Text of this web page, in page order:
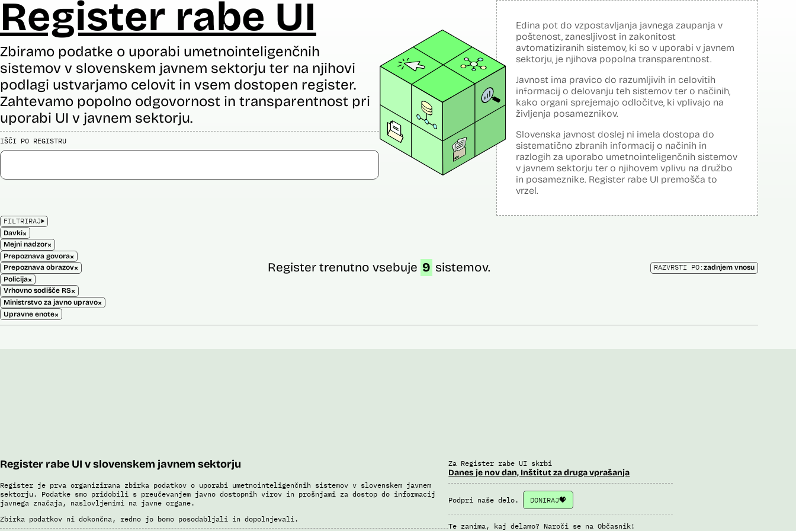
Register rabe UI
Zbiramo podatke o uporabi umetnointeligenčnih
sistemov v slovenskem javnem sektorju ter na njihovi
podlagi ustvarjamo celovit in vsem dostopen register.
Zahtevamo popolno odgovornost in transparentnost pri
uporabi UI v javnem sektorju.
IŠČI PO REGISTRU
Edina pot do vzpostavljanja javnega zaupanja v
poštenost, zanesljivost in zakonitost
avtomatiziranih sistemov, ki so v uporabi v javnem
sektorju, je njihova popolna transparentnost.
Javnost ima pravico do razumljivih in celovitih
informacij o delovanju teh sistemov ter o načinih,
kako organi sprejemajo odločitve, ki vplivajo na
življenja posameznikov.
Slovenska javnost doslej ni imela dostopa do
sistematično zbranih informacij o načinih in
razlogih za uporabo umetnointeligenčnih sistemov
v javnem sektorju ter o njihovem vplivu na družbo
in posameznike. Register rabe UI premošča to
vrzel.
FILTRIRAJ
Davki×
Mejni nadzor×
Prepoznava govora×
Prepoznava obrazov×
Policija×
Vrhovno sodišče RS×
Ministrstvo za javno upravo×
Upravne enote×
Register trenutno vsebuje 9 sistemov. RAZVRSTI PO:zadnjem vnosu
Register rabe UI v slovenskem javnem sektorju
Register je prva organizirana zbirka podatkov o uporabi umetnointeligenčnih sistemov v slovenskem javnem
sektorju. Podatke smo pridobili s preučevanjem javno dostopnih virov in prošnjami za dostop do informacij
javnega značaja, naslovljenimi na javne organe.
Zbirka podatkov ni dokončna, redno jo bomo posodabljali in dopolnjevali.
Za Register rabe UI skrbi
Danes je nov dan, Inštitut za druga vprašanja
Podpri naše delo. DONIRAJ
Te zanima, kaj delamo? Naroči se na Občasnik!